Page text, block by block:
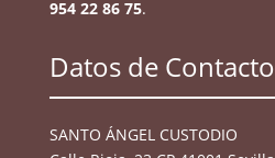
954 22 86 75.
Datos de Contacto
SANTO ÁNGEL CUSTODIO